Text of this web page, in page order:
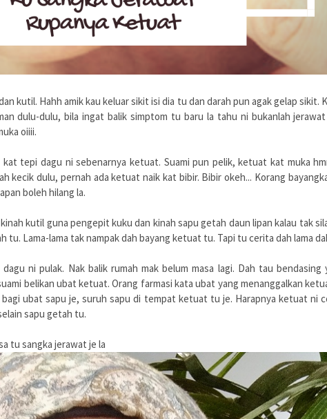
kutil. Hahh amik kau keluar sikit isi dia tu dan darah pun agak gelap sikit.
dulu-dulu, bila ingat balik simptom tu baru la tahu ni bukanlah
oiiii.
tepi dagu ni sebenarnya ketuat. Suami pun pelik, ketuat kat muka
kecik dulu, pernah ada ketuat naik kat bibir. Bibir okeh... Korang
boleh hilang la.
kutil guna pengepit kuku dan kinah sapu getah daun lipan kalau tak
tu. Lama-lama tak nampak dah bayang ketuat tu. Tapi tu cerita dah lama
ni pulak. Nak balik rumah mak belum masa lagi. Dah tau bendasing
belikan ubat ketuat. Orang farmasi kata ubat yang menanggalkan
ubat sapu je, suruh sapu di tempat ketuat tu je. Harapnya ketuat ni
sapu getah tu.
tu sangka jerawat je la